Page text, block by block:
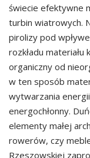
świecie efektywne
turbin wiatrowych.
pirolizy pod
rozkładu
organiczny od
w ten sposób
wytwarzania
energochłonny.
elementy małej
rowerów, czy
Rzeszowskiej